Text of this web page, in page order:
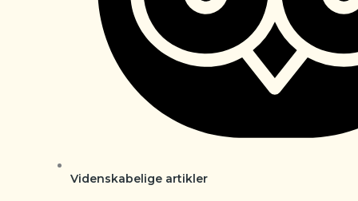
Videnskabelige artikler